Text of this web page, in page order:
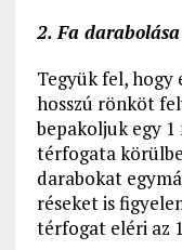
2. Fa
Tegyük fel,
hosszú rönköt
bepakoljuk egy
térfogata
darabokat
réseket is
térfogat eléri az